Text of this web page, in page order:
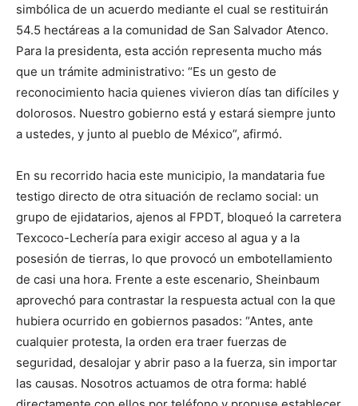
simbólica de un acuerdo mediante el cual se restituirán
54.5 hectáreas a la comunidad de San Salvador Atenco.
Para la presidenta, esta acción representa mucho más
que un trámite administrativo: “Es un gesto de
reconocimiento hacia quienes vivieron días tan difíciles y
dolorosos. Nuestro gobierno está y estará siempre junto
a ustedes, y junto al pueblo de México”, afirmó.
En su recorrido hacia este municipio, la mandataria fue
testigo directo de otra situación de reclamo social: un
grupo de ejidatarios, ajenos al FPDT, bloqueó la carretera
Texcoco-Lechería para exigir acceso al agua y a la
posesión de tierras, lo que provocó un embotellamiento
de casi una hora. Frente a este escenario, Sheinbaum
aprovechó para contrastar la respuesta actual con la que
hubiera ocurrido en gobiernos pasados: “Antes, ante
cualquier protesta, la orden era traer fuerzas de
seguridad, desalojar y abrir paso a la fuerza, sin importar
las causas. Nosotros actuamos de otra forma: hablé